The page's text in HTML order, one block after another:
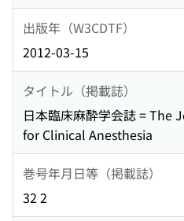
出版年（W3CDTF）
2012-03-15
タイトル（掲載誌）
日本臨床麻酔学会誌 =
for Clinical Anesthesia
巻号年月日等（掲載誌）
32 2